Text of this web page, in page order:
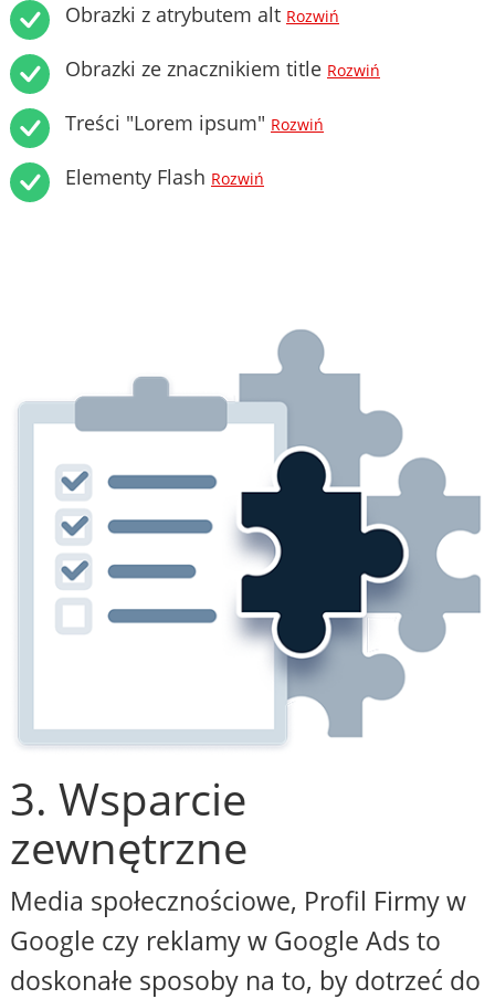
Obrazki z atrybutem alt Rozwiń
Obrazki ze znacznikiem title Rozwiń
Treści "Lorem ipsum" Rozwiń
Elementy Flash Rozwiń
3. Wsparcie
zewnętrzne
Media społecznościowe, Profil Firmy w
Google czy reklamy w Google Ads to
doskonałe sposoby na to, by dotrzeć do